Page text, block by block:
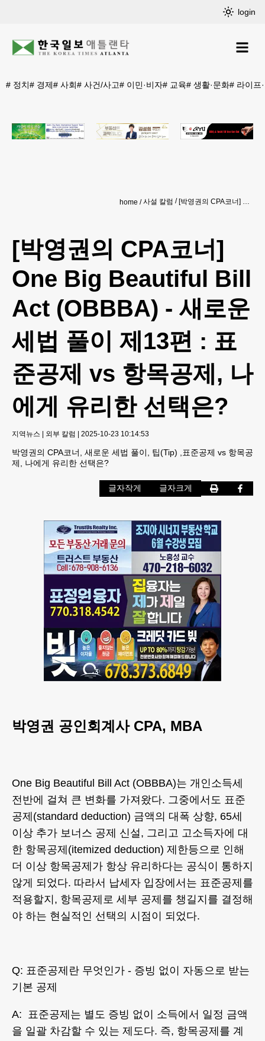
login
# 정치# 경제# 사회# 사건/사고# 이민·비자# 교육# 생활·문화# 라이프
home 사설 칼럼 [박영권의 CPA코너] One Big Beautiful Bill Act (OBBBA) - 새로운 세법 풀이 제13편 : 표준공제 vs 항목공제, 나에게 유리한 선택은?
[박영권의 CPA코너]
One Big Beautiful Bill
Act (OBBBA) - 새로운
세법 풀이 제13편 : 표
준공제 vs 항목공제, 나
에게 유리한 선택은?
지역뉴스 | 외부 칼럼 | 2025-10-23 10:14:53
박영권의 CPA코너, 새로운 세법 풀이, 팁(Tip) ,표준공제 vs 항목공
제, 나에게 유리한 선택은?
글자작게 글자크게
박영권 공인회계사 CPA, MBA
One Big Beautiful Bill Act (OBBBA)는 개인소득세
전반에 걸쳐 큰 변화를 가져왔다. 그중에서도 표준
공제(standard deduction) 금액의 대폭 상향, 65세
이상 추가 보너스 공제 신설, 그리고 고소득자에 대
한 항목공제(itemized deduction) 제한등으로 인해
더 이상 항목공제가 항상 유리하다는 공식이 통하지
않게 되었다. 따라서 납세자 입장에서는 표준공제를
적용할지, 항목공제로 세부 공제를 챙길지를 결정해
야 하는 현실적인 선택의 시점이 되었다.
Q: 표준공제란 무엇인가 - 증빙 없이 자동으로 받는
기본 공제
A: 표준공제는 별도 증빙 없이 소득에서 일정 금액
을 일괄 차감할 수 있는 제도다. 즉, 항목공제를 계